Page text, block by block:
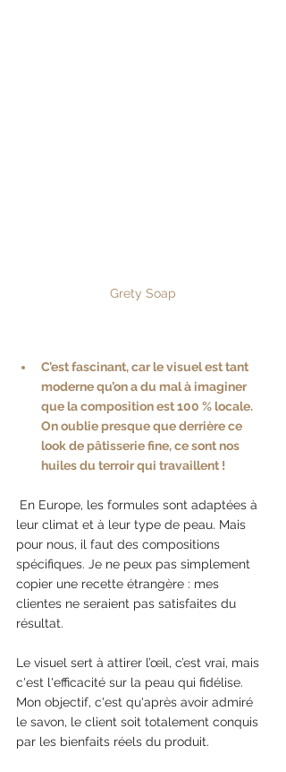
Grety Soap
C’est fascinant, car le visuel est tant
moderne qu’on a du mal à imaginer
que la composition est 100 % locale.
On oublie presque que derrière ce
look de pâtisserie fine, ce sont nos
huiles du terroir qui travaillent !
En Europe, les formules sont adaptées à
leur climat et à leur type de peau. Mais
pour nous, il faut des compositions
spécifiques. Je ne peux pas simplement
copier une recette étrangère : mes
clientes ne seraient pas satisfaites du
résultat.
Le visuel sert à attirer l’œil, c’est vrai, mais
c'est l'efficacité sur la peau qui fidélise.
Mon objectif, c'est qu'après avoir admiré
le savon, le client soit totalement conquis
par les bienfaits réels du produit.